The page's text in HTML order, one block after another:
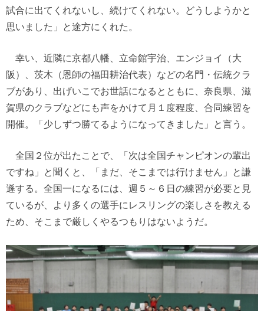
試合に出てくれないし、続けてくれない。どうしようかと
思いました」と途方にくれた。
幸い、近隣に京都八幡、立命館宇治、エンジョイ（大
阪）、茨木（恩師の福田耕治代表）などの名門・伝統クラ
ブがあり、出げいこでお世話になるとともに、奈良県、滋
賀県のクラブなどにも声をかけて月１度程度、合同練習を
開催。「少しずつ勝てるようになってきました」と言う。
全国２位が出たことで、「次は全国チャンピオンの輩出
ですね」と聞くと、「まだ、そこまでは行けません」と謙
遜する。全国一になるには、週５～６日の練習が必要と見
ているが、より多くの選手にレスリングの楽しさを教える
ため、そこまで厳しくやるつもりはないようだ。